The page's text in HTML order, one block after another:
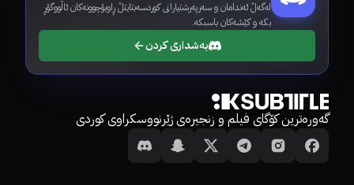
لەگەڵ ئەندامان و سەرپەرشتیارانی کوردسەبتایتڵ ڕاوبۆچوونەکان ئاڵووگۆڕ
بکە و کێشەکان باسبکە.
بەشداری کردن
گەورەترین کۆگای فیلم و زنجیرەی ژێرنووسکراوی کوردی